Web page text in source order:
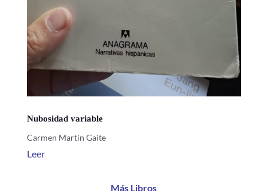
Nubosidad variable
Carmen Martín Gaite
Leer
Más Libros